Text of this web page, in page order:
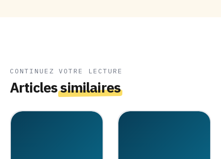
CONTINUEZ VOTRE LECTURE
Articlessimilaires